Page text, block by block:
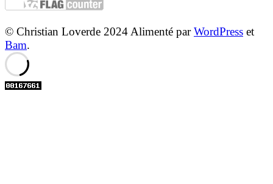
© Christian Loverde 2024 Alimenté parWordPress et
Bam.